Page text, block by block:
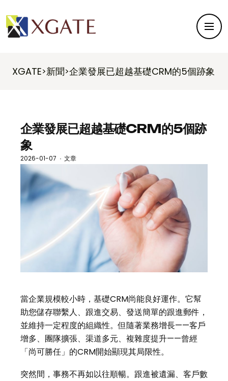
XGATE>新聞>企業發展已超越基礎CRM的5個跡象
企業發展已超越基礎CRM的5個跡
象
2026-01-07 · 文章
當企業規模較小時，基礎CRM尚能良好運作。它幫
助您儲存聯繫人、跟進交易、發送簡單的跟進郵件，
並維持一定程度的組織性。但隨著業務增長——客戶
增多、團隊擴張、渠道多元、複雜度提升——曾經
「尚可勝任」的CRM開始顯現其局限性。
突然間，事務不再如以往順暢。跟進被遺漏、客戶數